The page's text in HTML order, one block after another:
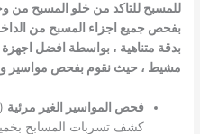
للمسبح للتاكد من خلو المسبح من
بفحص جميع اجزاء المسبح من
بدقة متناهية ، بواسطة افضل
مشيط ، حيث نقوم بفحص مواسير
فحص المواسير الغير مرئية
كشف تسربات المسابح